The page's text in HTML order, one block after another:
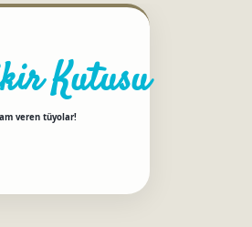
Kutusu
veren tüyolar!